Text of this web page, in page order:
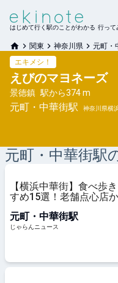
はじめて行く駅のことがわかる 行って
関東 神奈川県 元町・
エキメシ！
えびのマヨネーズ
景徳鎮 駅から374 m
元町・中華街駅 神奈川県横
元町・中華街駅
【横浜中華街】食べ歩
すめ15選！老舗点心店
元町・中華街駅
じゃらんニュース